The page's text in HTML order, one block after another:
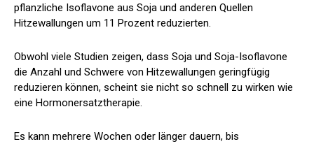
pflanzliche Isoflavone aus Soja und anderen Quellen
Hitzewallungen um 11 Prozent reduzierten.
Obwohl viele Studien zeigen, dass Soja und Soja-Isoflavone
die Anzahl und Schwere von Hitzewallungen geringfügig
reduzieren können, scheint sie nicht so schnell zu wirken wie
eine Hormonersatztherapie.
Es kann mehrere Wochen oder länger dauern, bis